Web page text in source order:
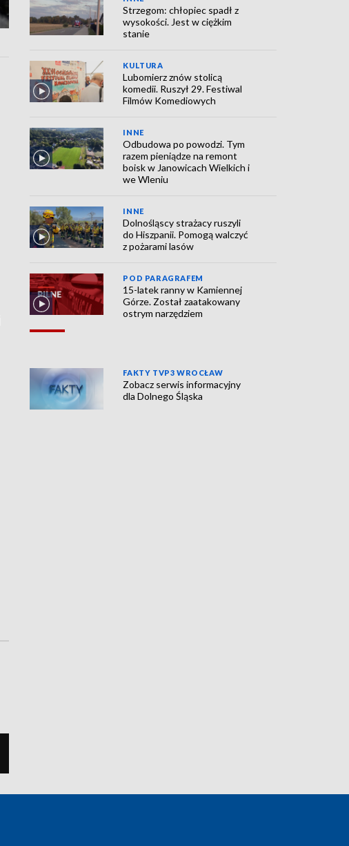
Strzegom: chłopiec spadł z
wysokości. Jest w ciężkim
stanie
KULTURA
Lubomierz znów stolicą
komedii. Ruszył 29. Festiwal
Filmów Komediowych
INNE
Odbudowa po powodzi. Tym
razem pieniądze na remont
boisk w Janowicach Wielkich i
we Wleniu
INNE
Dolnośląscy strażacy ruszyli
do Hiszpanii. Pomogą walczyć
z pożarami lasów
POD PARAGRAFEM
15-latek ranny w Kamiennej
Górze. Został zaatakowany
ostrym narzędziem
FAKTY TVP3 WROCŁAW
Zobacz serwis informacyjny
dla Dolnego Śląska